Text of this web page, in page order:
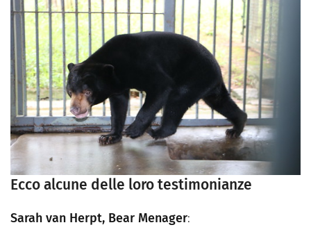
Ecco alcune delle loro testimonianze
Sarah van Herpt, Bear Menager: